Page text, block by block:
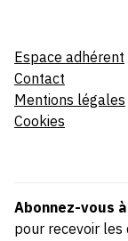
Espace adhérent
Contact
Mentions légales
Cookies
Abonnez-vous
pour recevoir les